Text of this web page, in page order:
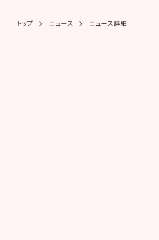
トップ ニュース ニュース詳細